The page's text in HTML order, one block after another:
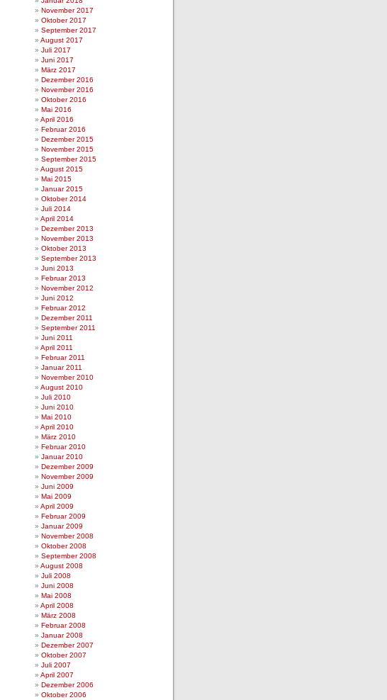
November 2017
Oktober 2017
September 2017
August 2017
Juli 2017
Juni 2017
März 2017
Dezember 2016
November 2016
Oktober 2016
Mai 2016
April 2016
Februar 2016
Dezember 2015
November 2015
September 2015
August 2015
Mai 2015
Januar 2015
Oktober 2014
Juli 2014
April 2014
Dezember 2013
November 2013
Oktober 2013
September 2013
Juni 2013
Februar 2013
November 2012
Juni 2012
Februar 2012
Dezember 2011
September 2011
Juni 2011
April 2011
Februar 2011
Januar 2011
November 2010
August 2010
Juli 2010
Juni 2010
Mai 2010
April 2010
März 2010
Februar 2010
Januar 2010
Dezember 2009
November 2009
Juni 2009
Mai 2009
April 2009
Februar 2009
Januar 2009
November 2008
Oktober 2008
September 2008
August 2008
Juli 2008
Juni 2008
Mai 2008
April 2008
März 2008
Februar 2008
Januar 2008
Dezember 2007
Oktober 2007
Juli 2007
April 2007
Dezember 2006
Oktober 2006